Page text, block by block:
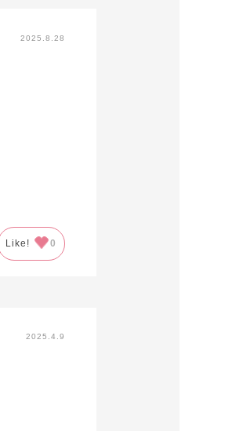
2025.8.28
Like! 0
2025.4.9